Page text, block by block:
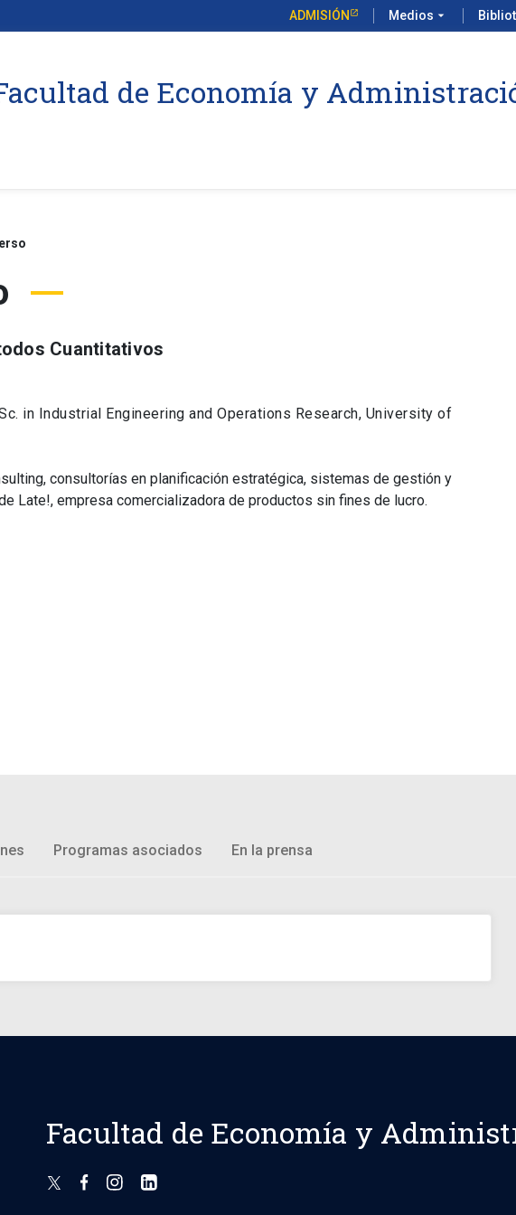
ADMISIÓN Medios arrow_drop_down
de Economía y
Cuantitativos
in Industrial Engineering and Operations Research, University of
consultorías en planificación estratégica, sistemas de gestión y
Late!, empresa comercializadora de productos sin fines de lucro.
Programas asociados En la prensa
Facultad de Economía y